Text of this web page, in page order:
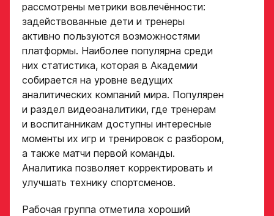
рассмотрены метрики вовлечённости:
задействованные дети и тренеры
активно пользуются возможностями
платформы. Наиболее популярна среди
них статистика, которая в Академии
собирается на уровне ведущих
аналитических компаний мира. Популярен
и раздел видеоаналитики, где тренерам
и воспитанникам доступны интересные
моменты их игр и тренировок с разбором,
а также матчи первой команды.
Аналитика позволяет корректировать и
улучшать технику спортсменов.
Рабочая группа отметила хороший
Заявка
на просмотр
в Хоккейную
Академию
«Авангард»
ФИО игрока
Дата рождения игрока
полностью
Дата рождения игрока
полностью
Рост игрока
Вес игрока
Амплуа игрока